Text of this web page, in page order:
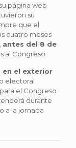
página web
su
que el
cuatro meses
antes del 8 de
al Congreso.
en el exterior
electoral
el Congreso
durante
a la jornada